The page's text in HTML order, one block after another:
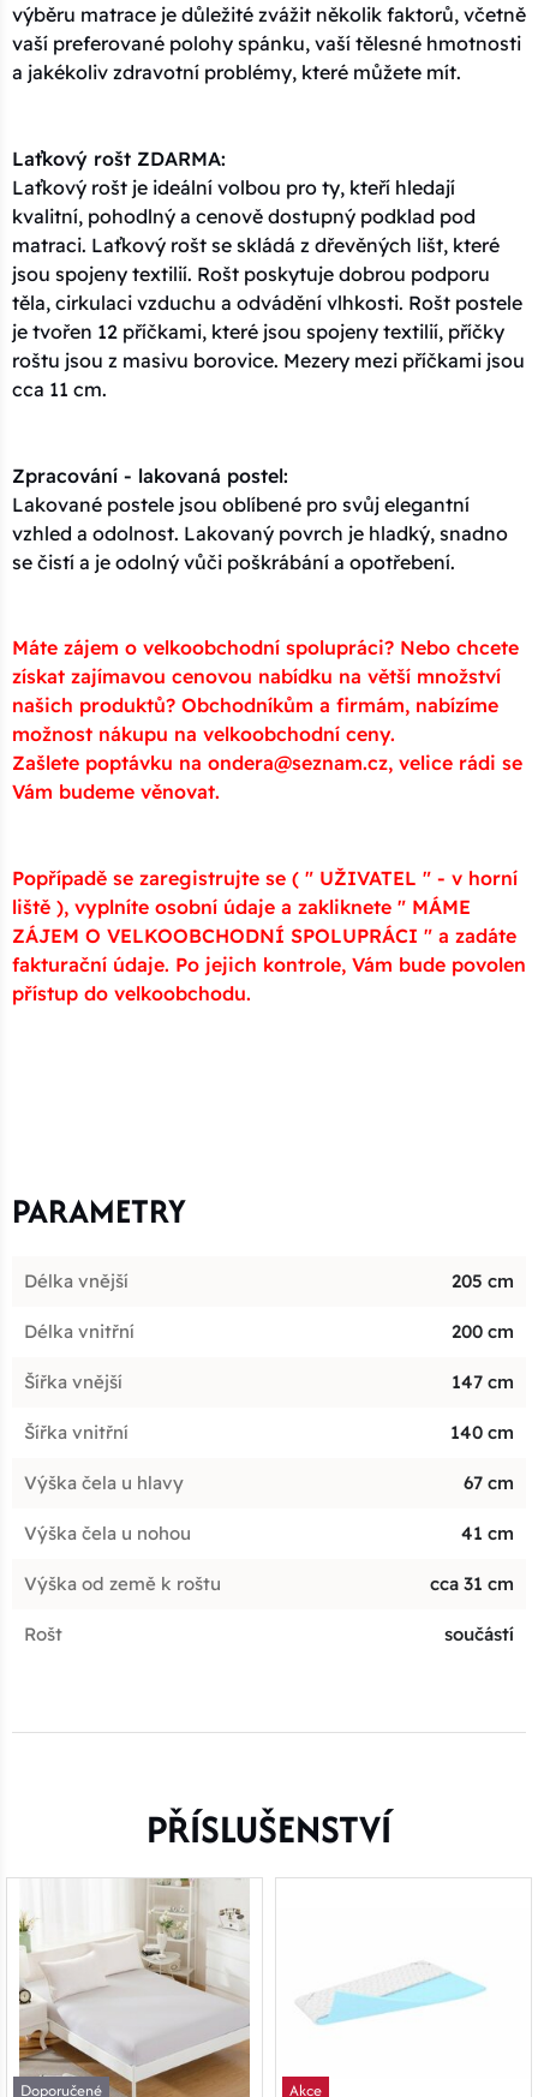
výběru matrace je důležité zvážit několik faktorů, včetně
vaší preferované polohy spánku, vaší tělesné hmotnosti
a jakékoliv zdravotní problémy, které můžete mít.
Laťkový rošt ZDARMA:
Laťkový rošt je ideální volbou pro ty, kteří hledají
kvalitní, pohodlný a cenově dostupný podklad pod
matraci. Laťkový rošt se skládá z dřevěných lišt, které
jsou spojeny textilií. Rošt poskytuje dobrou podporu
těla, cirkulaci vzduchu a odvádění vlhkosti. Rošt postele
je tvořen 12 příčkami, které jsou spojeny textilií, příčky
roštu jsou z masivu borovice. Mezery mezi příčkami jsou
cca 11 cm.
Zpracování - lakovaná postel:
Lakované postele jsou oblíbené pro svůj elegantní
vzhled a odolnost. Lakovaný povrch je hladký, snadno
se čistí a je odolný vůči poškrábání a opotřebení.
Máte zájem o velkoobchodní spolupráci? Nebo chcete
získat zajímavou cenovou nabídku na větší množství
našich produktů? Obchodníkům a firmám, nabízíme
možnost nákupu na velkoobchodní ceny.
Zašlete poptávku na ondera@seznam.cz, velice rádi se
Vám budeme věnovat.
Popřípadě se zaregistrujte se ( " UŽIVATEL " - v horní
liště ), vyplníte osobní údaje a zakliknete " MÁME
ZÁJEM O VELKOOBCHODNÍ SPOLUPRÁCI " a zadáte
fakturační údaje. Po jejich kontrole, Vám bude povolen
přístup do velkoobchodu.
PARAMETRY
Délka vnější 205 cm
Délka vnitřní 200 cm
Šířka vnější 147 cm
Šířka vnitřní 140 cm
Výška čela u hlavy 67 cm
Výška čela u nohou 41 cm
Výška od země k roštu cca 31 cm
Rošt součástí
PŘÍSLUŠENSTVÍ
Doporučené Akce